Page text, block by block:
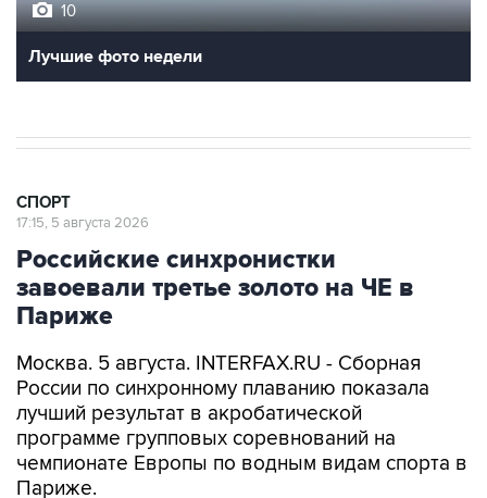
10
Лучшие фото недели
СПОРТ
17:15, 5 августа 2026
Российские синхронистки
завоевали третье золото на ЧЕ в
Париже
Москва. 5 августа. INTERFAX.RU - Сборная
России по синхронному плаванию показала
лучший результат в акробатической
программе групповых соревнований на
чемпионате Европы по водным видам спорта в
Париже.